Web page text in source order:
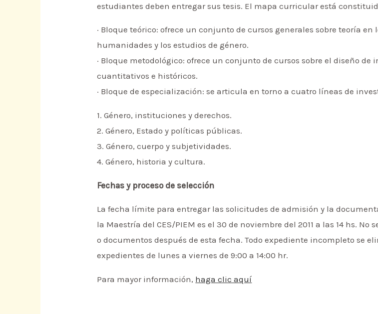
estudiantes deben entregar sus tesis. El mapa curricular está
· Bloque teórico: ofrece un conjunto de cursos generales sobre teoría
humanidades y los estudios de género.
· Bloque metodológico: ofrece un conjunto de cursos sobre el diseño
cuantitativos e históricos.
· Bloque de especialización: se articula en torno a cuatro líneas de
1. Género, instituciones y derechos.
2. Género, Estado y políticas públicas.
3. Género, cuerpo y subjetividades.
4. Género, historia y cultura.
Fechas y proceso de selección
La fecha límite para entregar las solicitudes de admisión y la
la Maestría del CES/PIEM es el 30 de noviembre del 2011 a las 14 hs.
o documentos después de esta fecha. Todo expediente incompleto se
expedientes de lunes a viernes de 9:00 a 14:00 hr.
Para mayor información, haga clic aquí